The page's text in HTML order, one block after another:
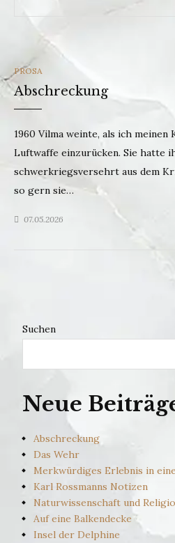
CATEGORIES
PROSA
Abschreckung
1960 Vilma weinte, als ich
Luftwaffe einzurücken. Sie hatte
schwerkriegsversehrt aus dem
so gern sie…
07.05.2026
Suchen
Neue
Abschreckung
Das Wehr
Merkwürdiges Erlebnis in
Karl Rossmanns Notizen
Naturwissenschaft und
Auf eine Balkendecke
Insel der Delphine